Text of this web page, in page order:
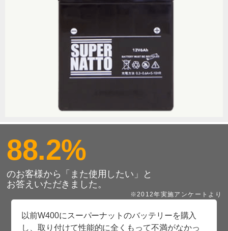
88.2%
のお客様から「また使用したい」と
お答えいただきました。
※2012年実施アンケートより
以前W400にスーパーナットのバッテリーを購入
し、取り付けて性能的に全くもって不満がなかっ